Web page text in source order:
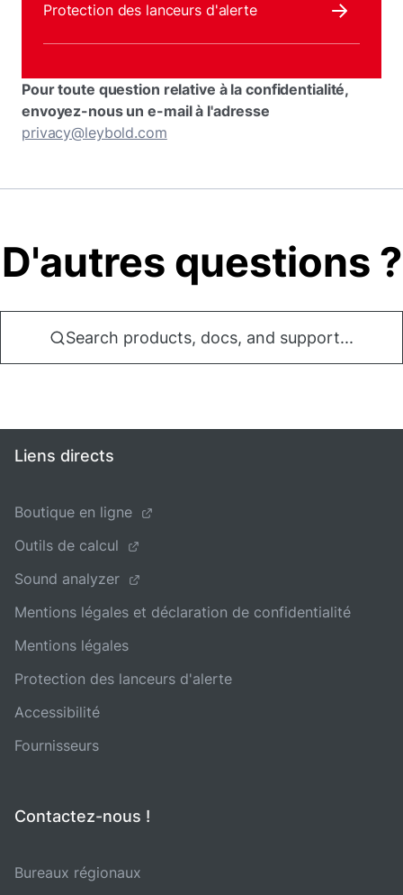
Protection des lanceurs d'alerte
Pour toute question relative à la confidentialité,
envoyez-nous un e-mail à l'adresse
privacy@leybold.com
D'autres questions ?
Search products, docs, and support...
Liens directs
Boutique en ligne
Outils de calcul
Sound analyzer
Mentions légales et déclaration de confidentialité
Mentions légales
Protection des lanceurs d'alerte
Accessibilité
Fournisseurs
Contactez-nous !
Bureaux régionaux